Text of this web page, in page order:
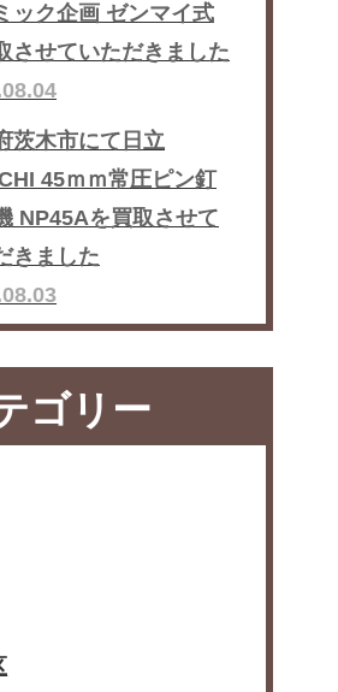
ック企画 ゼンマイ式
させていただきました
茨木市にて日立
45ｍｍ常圧ピン釘
NP45Aを買取させて
きました
ゴリー